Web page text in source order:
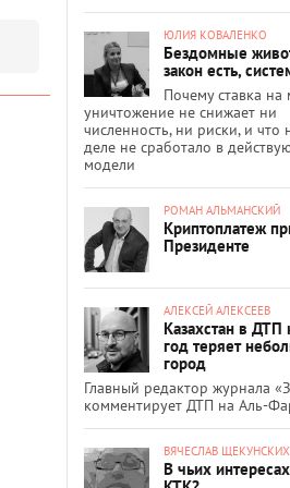
ЮЛИЯ КОВАЛЕНКО
Бездомные
закон есть,
Почему ставка на
уничтожение не снижает ни
численность, ни риски, и что
деле не сработало в
модели
РОМАН АЛЬМАНСКИЙ
Криптоплатеж
Президенте
АЛЕКСЕЙ АЛЕКСЕЕВ
Казахстан в
год теряет
город
Главный редактор журнала
комментирует ДТП на Аль-
ВЯЧЕСЛАВ ЩЕКУНСКИХ
В чьих